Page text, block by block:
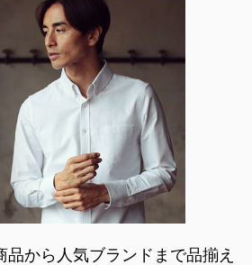
から人気ブランドまで品揃え